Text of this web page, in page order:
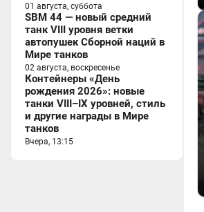
01 августа, суббота
SBM 44 — новый средний
танк VIII уровня ветки
автопушек Сборной наций в
Мире танков
02 августа, воскресенье
Контейнеры «День
рождения 2026»: новые
танки VIII–IX уровней, стиль
и другие награды в Мире
танков
Вчера, 13:15